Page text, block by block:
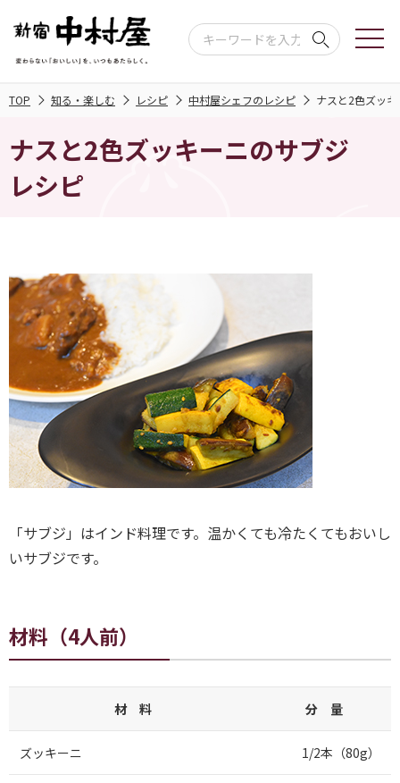
TOP 知る・楽しむ レシピ 中村屋シェフのレシピ ナスと2色ズッ
ナスと2色ズッキーニのサブジ
レシピ
「サブジ」はインド料理です。温かくても冷たくてもおいし
いサブジです。
材料（4人前）
材 料 分 量
ズッキーニ 1/2本（80g）